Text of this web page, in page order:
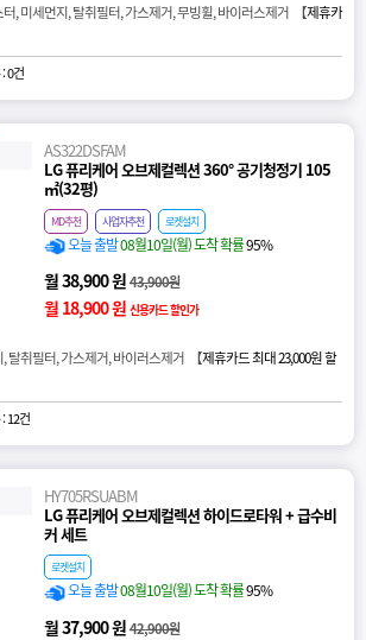
, 미세먼지, 탈취필터, 가스제거, 무빙휠, 바이러스제거 【제휴카
: 0건
AS322DSFAM
LG 퓨리케어 오브제컬렉션 360° 공기청정기 105
㎡(32평)
MD추천 사업자추천 로켓설치
오늘 출발08월10일(월) 도착 확률95%
월 38,900 원43,900원
월 18,900 원 신용카드 할인가
탈취필터, 가스제거, 바이러스제거 【제휴카드 최대 23,000원 할
: 12건
HY705RSUABM
LG 퓨리케어 오브제컬렉션 하이드로타워 + 급수비
커 세트
로켓설치
오늘 출발08월10일(월) 도착 확률95%
월 37,900 원42,900원